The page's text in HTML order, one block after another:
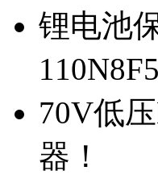
锂电池
70V低
器！